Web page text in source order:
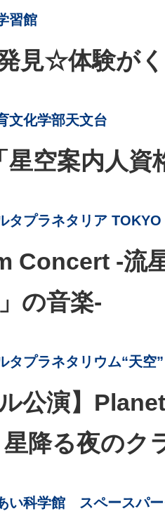
習館
見☆体験が
文化学部天文台
星空案内人資
タプラネタリア TOKYO
Concert -流
の音楽-
タプラネタリウム“天
ル公演】
降る夜のク
い科学館 スペースパ